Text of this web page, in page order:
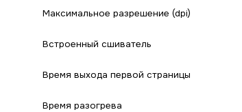
Максимальное разрешение (dpi)
Встроенный сшиватель
Время выхода первой страницы
Время разогрева